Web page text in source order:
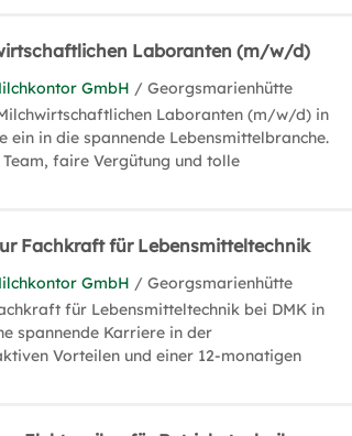
Laboranten (m/w/d)
GmbH / Georgsmarienhütte
Laboranten (m/w/d) in
ein in die spannende Lebensmittelbranche.
faire Vergütung und tolle
Fachkraft für Lebensmitteltechnik
GmbH / Georgsmarienhütte
für Lebensmitteltechnik bei DMK in
spannende Karriere in der
Vorteilen und einer 12-monatigen